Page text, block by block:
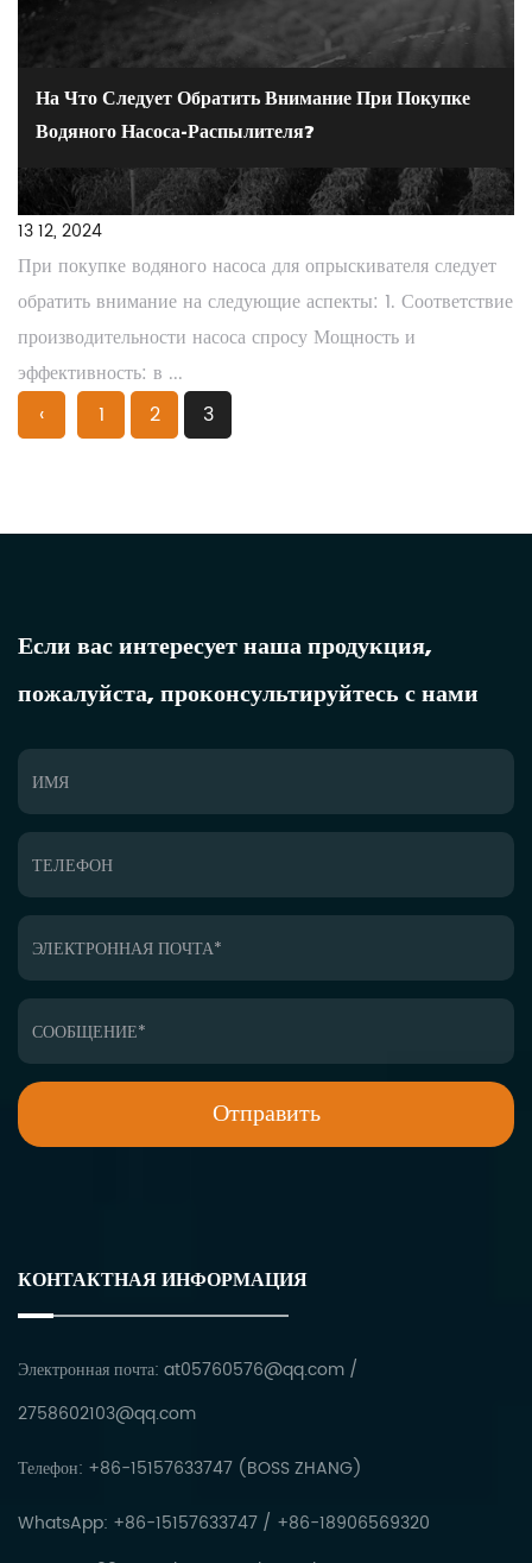
На Что Следует Обратить Внимание При Покупке
Водяного Насоса-Распылителя?
13 12, 2024
При покупке водяного насоса для опрыскивателя следует
обратить внимание на следующие аспекты: 1. Соответствие
производительности насоса спросу Мощность и
эффективность: в ...
‹
1 2 3
Если вас интересует наша продукция,
пожалуйста, проконсультируйтесь с нами
КОНТАКТНАЯ ИНФОРМАЦИЯ
Электронная почта: at05760576@qq.com /
2758602103@qq.com
Телефон: +86-15157633747 (BOSS ZHANG)
WhatsApp: +86-15157633747 / +86-18906569320